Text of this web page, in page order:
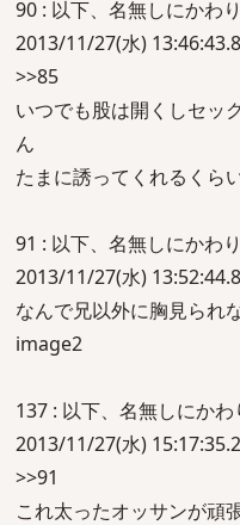
90 : 以下、名無しにかわ
2013/11/27(水)
>>85
いつでも股は開くしセッ
ん
たまに誘ってくれるくら
91 : 以下、名無しにかわ
2013/11/27(水)
なんで兄以外に胸見られ
image2
137 : 以下、名無しにか
2013/11/27(水)
>>91
これ太ったオッサンが頑